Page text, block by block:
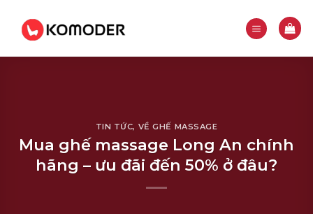
content
TIN TỨC, VỀ GHẾ MASSAGE
Mua ghế massage Long An chính
hãng – ưu đãi đến 50% ở đâu?